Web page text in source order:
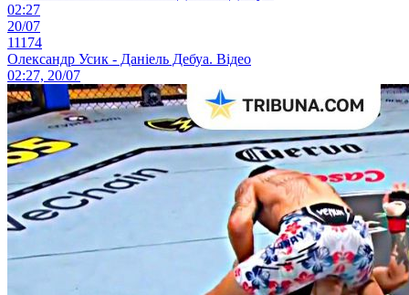
02:27
20/07
11174
Олександр Усик - Даніель Дебуа. Відео
02:27, 20/07